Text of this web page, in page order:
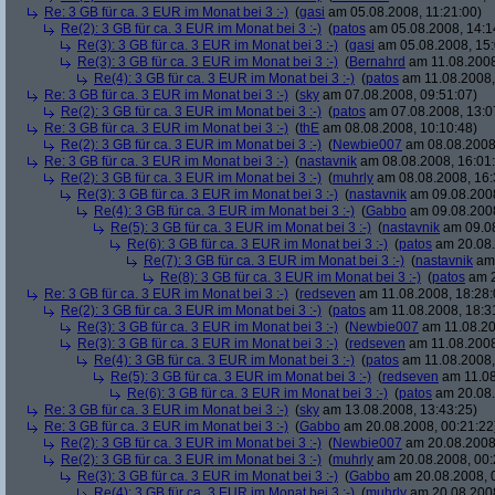
Re: 3 GB für ca. 3 EUR im Monat bei 3 :-) (gasi am 05.08.2008, 11:21:00)
Re(2): 3 GB für ca. 3 EUR im Monat bei 3 :-) (patos am 05.08.2008,
Re(3): 3 GB für ca. 3 EUR im Monat bei 3 :-) (gasi am 05.08.2008,
Re(3): 3 GB für ca. 3 EUR im Monat bei 3 :-) (Bernahrd am
Re(4): 3 GB für ca. 3 EUR im Monat bei 3 :-) (patos am
Re: 3 GB für ca. 3 EUR im Monat bei 3 :-) (sky am 07.08.2008, 09:51:07)
Re(2): 3 GB für ca. 3 EUR im Monat bei 3 :-) (patos am 07.08.2008,
Re: 3 GB für ca. 3 EUR im Monat bei 3 :-) (thE am 08.08.2008, 10:10:48)
Re(2): 3 GB für ca. 3 EUR im Monat bei 3 :-) (Newbie007 am
Re: 3 GB für ca. 3 EUR im Monat bei 3 :-) (nastavnik am 08.08.2008,
Re(2): 3 GB für ca. 3 EUR im Monat bei 3 :-) (muhrly am 08.08.2008,
Re(3): 3 GB für ca. 3 EUR im Monat bei 3 :-) (nastavnik am
Re(4): 3 GB für ca. 3 EUR im Monat bei 3 :-) (Gabbo am
Re(5): 3 GB für ca. 3 EUR im Monat bei 3 :-) (nastavnik am
Re(6): 3 GB für ca. 3 EUR im Monat bei 3 :-) (patos am
Re(7): 3 GB für ca. 3 EUR im Monat bei 3 :-) (nastavnik
Re(8): 3 GB für ca. 3 EUR im Monat bei 3 :-) (patos am
Re: 3 GB für ca. 3 EUR im Monat bei 3 :-) (redseven am 11.08.2008,
Re(2): 3 GB für ca. 3 EUR im Monat bei 3 :-) (patos am 11.08.2008,
Re(3): 3 GB für ca. 3 EUR im Monat bei 3 :-) (Newbie007 am
Re(3): 3 GB für ca. 3 EUR im Monat bei 3 :-) (redseven am
Re(4): 3 GB für ca. 3 EUR im Monat bei 3 :-) (patos am
Re(5): 3 GB für ca. 3 EUR im Monat bei 3 :-) (redseven am
Re(6): 3 GB für ca. 3 EUR im Monat bei 3 :-) (patos am
Re: 3 GB für ca. 3 EUR im Monat bei 3 :-) (sky am 13.08.2008, 13:43:25)
Re: 3 GB für ca. 3 EUR im Monat bei 3 :-) (Gabbo am 20.08.2008,
Re(2): 3 GB für ca. 3 EUR im Monat bei 3 :-) (Newbie007 am
Re(2): 3 GB für ca. 3 EUR im Monat bei 3 :-) (muhrly am 20.08.2008,
Re(3): 3 GB für ca. 3 EUR im Monat bei 3 :-) (Gabbo am 20.08.2008,